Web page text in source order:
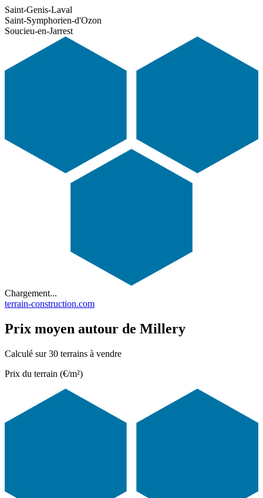
Saint-Genis-Laval
Saint-Symphorien-d'Ozon
Soucieu-en-Jarrest
Chargement...
terrain-construction.com
Prix moyen autour de Millery
Calculé sur 30 terrains à vendre
Prix du terrain (€/m²)